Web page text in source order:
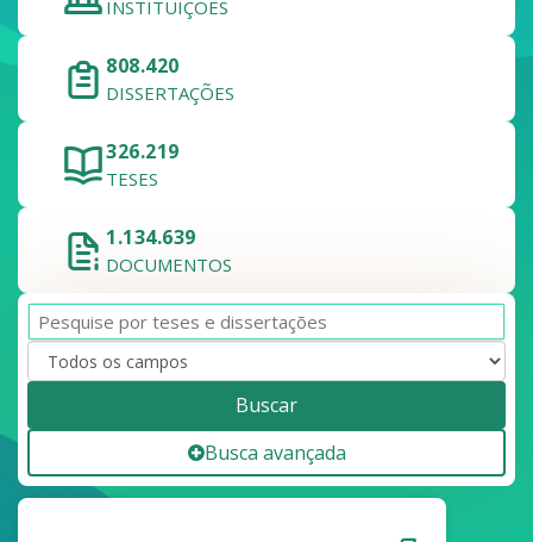
INSTITUIÇÕES
808.420
DISSERTAÇÕES
326.219
TESES
1.134.639
DOCUMENTOS
Buscar
Busca avançada